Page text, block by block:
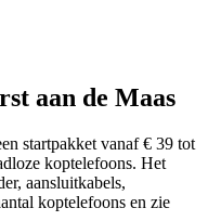
aan de Maas
startpakket vanaf € 39 tot
koptelefoons. Het
aansluitkabels,
koptelefoons en zie